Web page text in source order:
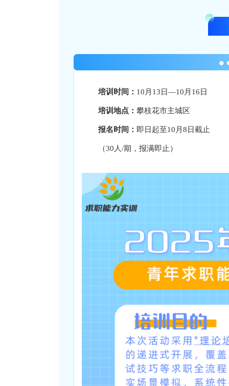
培训时间： 10月13日—10月16日
培训地点： 攀枝花市主城区
报名时间： 即日起至10月8日截止
（30人/期，报满即止）